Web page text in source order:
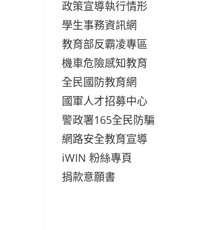
政策宣導執行情形
學生事務資訊網
教育部反霸凌專區
機車危險感知教育
全民國防教育網
國軍人才招募中心
警政署165全民防騙
網路安全教育宣導
iWIN 粉絲專頁
捐款意願書